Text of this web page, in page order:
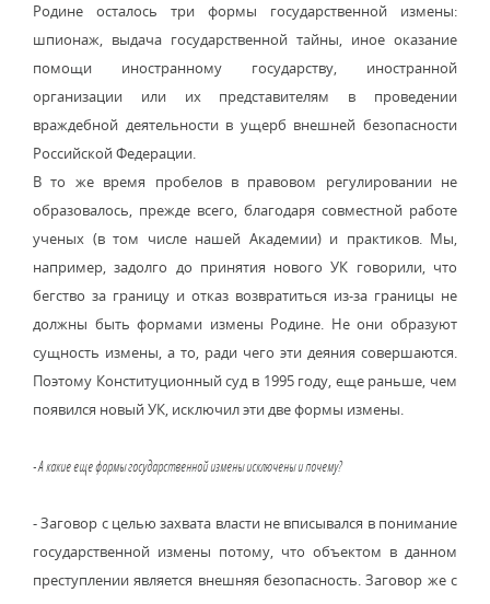
Родине осталось три формы государственной измены:
шпионаж, выдача государственной тайны, иное оказание
помощи иностранному государству, иностранной
организации или их представителям в проведении
враждебной деятельности в ущерб внешней безопасности
Российской Федерации.
В то же время пробелов в правовом регулировании не
образовалось, прежде всего, благодаря совместной работе
ученых (в том числе нашей Академии) и практиков. Мы,
например, задолго до принятия нового УК говорили, что
бегство за границу и отказ возвратиться из-за границы не
должны быть формами измены Родине. Не они образуют
сущность измены, а то, ради чего эти деяния совершаются.
Поэтому Конституционный суд в 1995 году, еще раньше, чем
появился новый УК, исключил эти две формы измены.
- А какие еще формы государственной измены исключены и почему?
- Заговор с целью захвата власти не вписывался в понимание
государственной измены потому, что объектом в данном
преступлении является внешняя безопасность. Заговор же с